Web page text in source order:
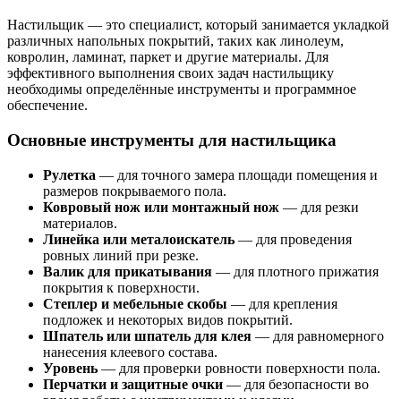
Настильщик — это специалист, который занимается укладкой
различных напольных покрытий, таких как линолеум,
ковролин, ламинат, паркет и другие материалы. Для
эффективного выполнения своих задач настильщику
необходимы определённые инструменты и программное
обеспечение.
Основные инструменты для настильщика
Рулетка — для точного замера площади помещения и
размеров покрываемого пола.
Ковровый нож или монтажный нож — для резки
материалов.
Линейка или металоискатель — для проведения
ровных линий при резке.
Валик для прикатывания — для плотного прижатия
покрытия к поверхности.
Степлер и мебельные скобы — для крепления
подложек и некоторых видов покрытий.
Шпатель или шпатель для клея — для равномерного
нанесения клеевого состава.
Уровень — для проверки ровности поверхности пола.
Перчатки и защитные очки — для безопасности во